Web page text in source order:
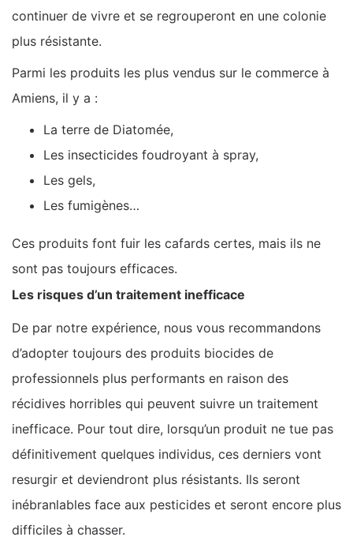
continuer de vivre et se regrouperont en une colonie
plus résistante.
Parmi les produits les plus vendus sur le commerce à
Amiens, il y a :
La terre de Diatomée,
Les insecticides foudroyant à spray,
Les gels,
Les fumigènes…
Ces produits font fuir les cafards certes, mais ils ne
sont pas toujours efficaces.
Les risques d’un traitement inefficace
De par notre expérience, nous vous recommandons
d’adopter toujours des produits biocides de
professionnels plus performants en raison des
récidives horribles qui peuvent suivre un traitement
inefficace. Pour tout dire, lorsqu’un produit ne tue pas
définitivement quelques individus, ces derniers vont
resurgir et deviendront plus résistants. Ils seront
inébranlables face aux pesticides et seront encore plus
difficiles à chasser.